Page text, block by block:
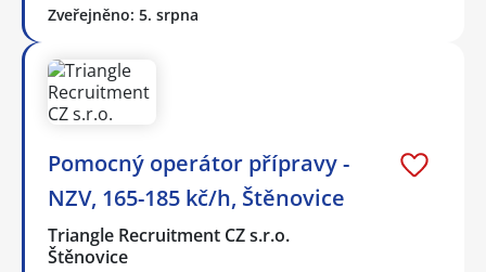
Zveřejněno: 5. srpna
Pomocný operátor přípravy -
NZV, 165-185 kč/h, Štěnovice
Triangle Recruitment CZ s.r.o.
Štěnovice